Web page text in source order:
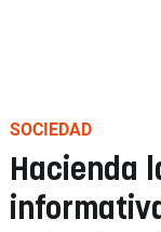
SOCIEDAD
Hacienda